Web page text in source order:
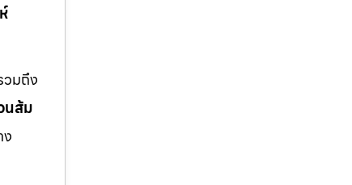
วมถึง
นส้ม